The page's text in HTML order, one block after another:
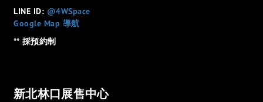
LINE ID: @4WSpace
Google Map 導航
** 採預約制
新北林口展售中心